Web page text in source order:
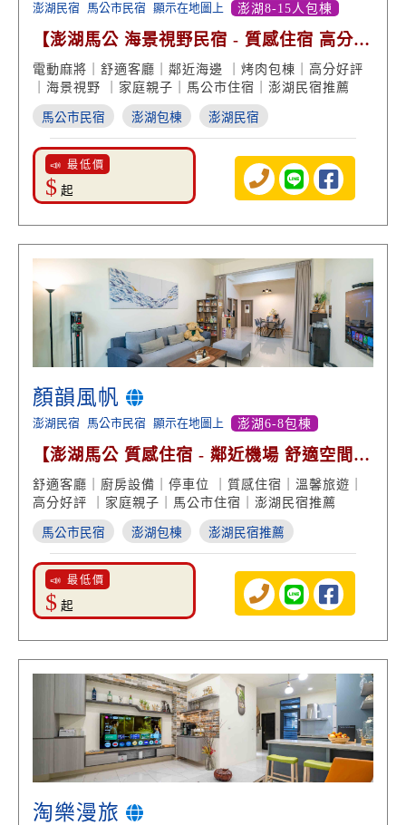
澎湖民宿 馬公市民宿 顯示在地圖上 澎湖8-15人包棟
【澎湖馬公 海景視野民宿 - 質感住宿 高分好
評回饋】
電動麻將｜舒適客廳｜鄰近海邊 ｜烤肉包棟｜高分好評
｜海景視野 ｜家庭親子｜馬公市住宿｜澎湖民宿推薦
馬公市民宿 澎湖包棟 澎湖民宿
📣 最低價
$ 起
顏韻風帆
澎湖民宿 馬公市民宿 顯示在地圖上 澎湖6-8包棟
【澎湖馬公 質感住宿 - 鄰近機場 舒適空間
好評回饋】
舒適客廳｜廚房設備｜停車位 ｜質感住宿｜溫馨旅遊｜
高分好評 ｜家庭親子｜馬公市住宿｜澎湖民宿推薦
馬公市民宿 澎湖包棟 澎湖民宿推薦
📣 最低價
$ 起
淘樂漫旅